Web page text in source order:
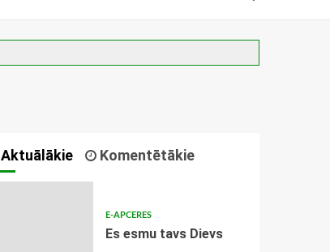
Aktuālākie Komentētākie
E-APCERES
Es esmu tavs Dievs